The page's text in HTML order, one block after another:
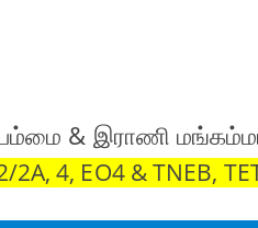
& இராணி
2A, 4, EO4 & TNEB,